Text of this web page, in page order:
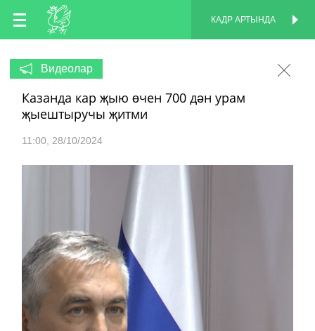
TT
EN
КАДР АРТЫНДА
Видеолар
Казанда кар җыю өчен 700 дән урам
җыештыручы җитми
11:00 28/10/2024
КАДР АРТЫНДА